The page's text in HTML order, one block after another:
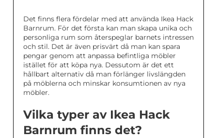
Det finns flera fördelar med att använda Ikea Hack
Barnrum. För det första kan man skapa unika och
personliga rum som återspeglar barnets intressen
och stil. Det är även prisvärt då man kan spara
pengar genom att anpassa befintliga möbler
istället för att köpa nya. Dessutom är det ett
hållbart alternativ då man förlänger livslängden
på möblerna och minskar konsumtionen av nya
möbler.
Vilka typer av Ikea Hack
Barnrum finns det?